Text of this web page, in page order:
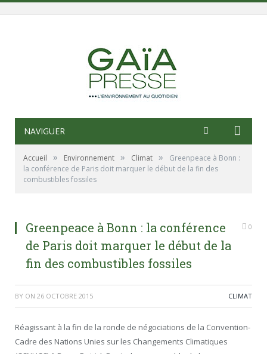
NAVIGUER
Accueil » Environnement » Climat »
Greenpeace à Bonn :
la conférence de Paris doit marquer le début de la fin des
combustibles fossiles
Greenpeace à Bonn : la conférence
de Paris doit marquer le début de la
fin des combustibles fossiles
0
BY ON 26 OCTOBRE 2015 CLIMAT
Réagissant à la fin de la ronde de négociations de la Convention-
Cadre des Nations Unies sur les Changements Climatiques